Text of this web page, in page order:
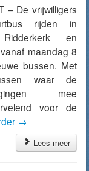
– De vrijwilligers
rijden in
Ridderkerk en
maandag 8
bussen. Met
waar de
mee
voor de
→
Lees meer